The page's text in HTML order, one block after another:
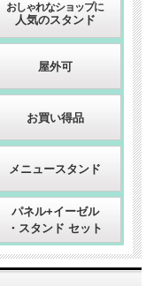
おしゃれなショップに
人気のスタンド
屋外可
お買い得品
メニュースタンド
パネル+イーゼル
・スタンド セット